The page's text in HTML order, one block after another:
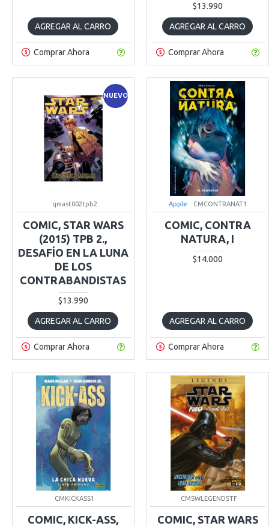
AGREGAR AL CARRO
Comprar Ahora
$13.990
AGREGAR AL CARRO
Comprar Ahora
NUEVO
qmast002tpb2
COMIC, STAR WARS
(2015) TPB 2.,
DESAFÍO EN LA LUNA
DE LOS
CONTRABANDISTAS
$13.990
AGREGAR AL CARRO
Comprar Ahora
Apple CMCONTRANAT1
COMIC, CONTRA
NATURA, I
$14.000
AGREGAR AL CARRO
Comprar Ahora
CMKICKASS1
COMIC, KICK-ASS,
CMSWLEGENDSTF
COMIC, STAR WARS